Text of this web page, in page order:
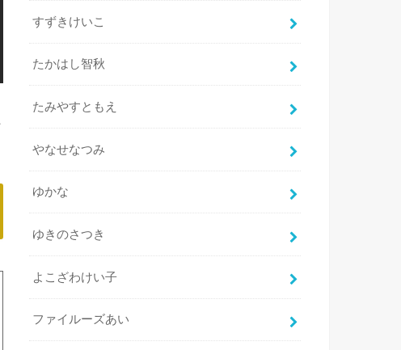
すずきけいこ
たかはし智秋
たみやすともえ
やなせなつみ
ゆかな
ゆきのさつき
よこざわけい子
ファイルーズあい